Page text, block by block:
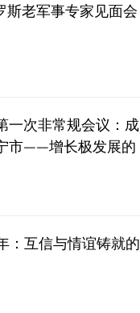
斯老军事专家见面会
一次非常规会议：成
市——增长极发展的
：互信与情谊铸就的